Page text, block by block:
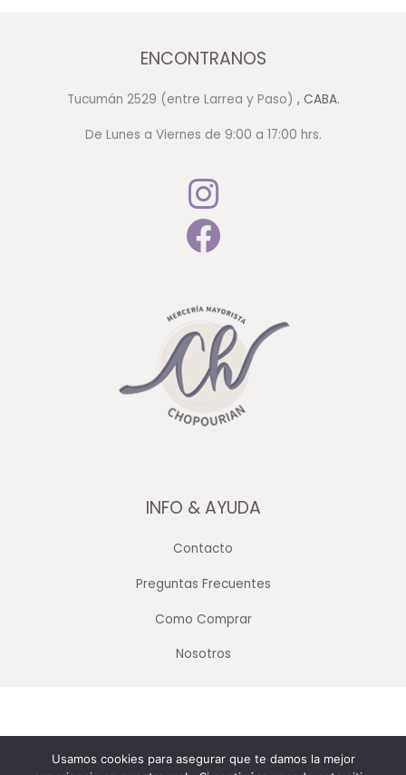
ENCONTRANOS
Tucumán 2529 (entre Larrea y Paso) , CABA.
De Lunes a Viernes de 9:00 a 17:00 hrs.
INFO & AYUDA
Contacto
Preguntas Frecuentes
Como Comprar
Nosotros
Usamos cookies para asegurar que te damos la mejor